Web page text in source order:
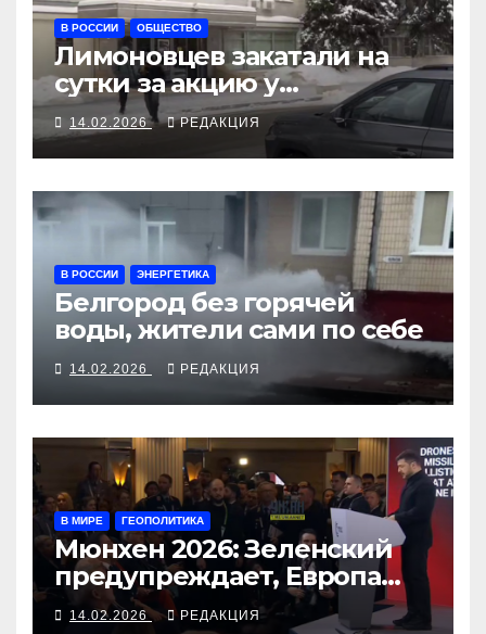
В РОССИИ ОБЩЕСТВО
Лимоновцев закатали на
сутки за акцию у
Роскомнадзора
14.02.2026 РЕДАКЦИЯ
В РОССИИ ЭНЕРГЕТИКА
Белгород без горячей
воды, жители сами по себе
14.02.2026 РЕДАКЦИЯ
В МИРЕ ГЕОПОЛИТИКА
Мюнхен 2026: Зеленский
предупреждает, Европа
готовится
14.02.2026 РЕДАКЦИЯ